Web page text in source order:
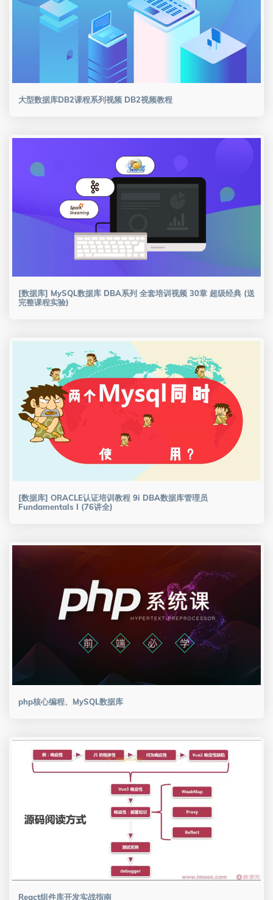
大型数据库DB2课程系列视频 DB2视频教程
[数据库] MySQL数据库 DBA系列 全套培训视频 30章 超级经典 (送
完整课程实验)
[数据库] ORACLE认证培训教程 9i DBA数据库管理员
Fundamentals I (76讲全)
php核心编程、MySQL数据库
React组件库开发实战指南